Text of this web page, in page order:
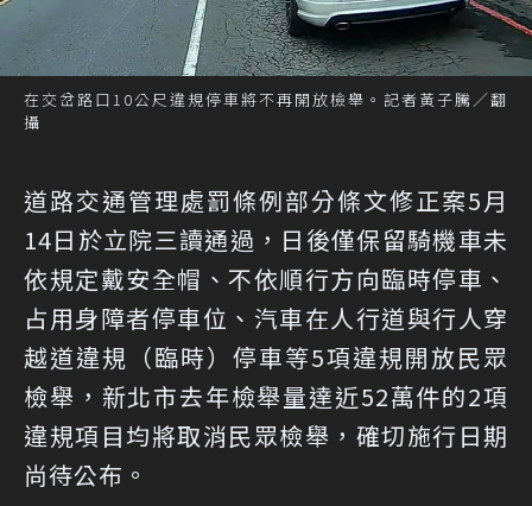
在交岔路口10公尺違規停車將不再開放檢舉。記者黃子騰／翻
攝
道路交通管理處罰條例部分條文修正案5月
14日於立院三讀通過，日後僅保留騎機車未
依規定戴安全帽、不依順行方向臨時停車、
占用身障者停車位、汽車在人行道與行人穿
越道違規（臨時）停車等5項違規開放民眾
檢舉，新北市去年檢舉量達近52萬件的2項
違規項目均將取消民眾檢舉，確切施行日期
尚待公布。